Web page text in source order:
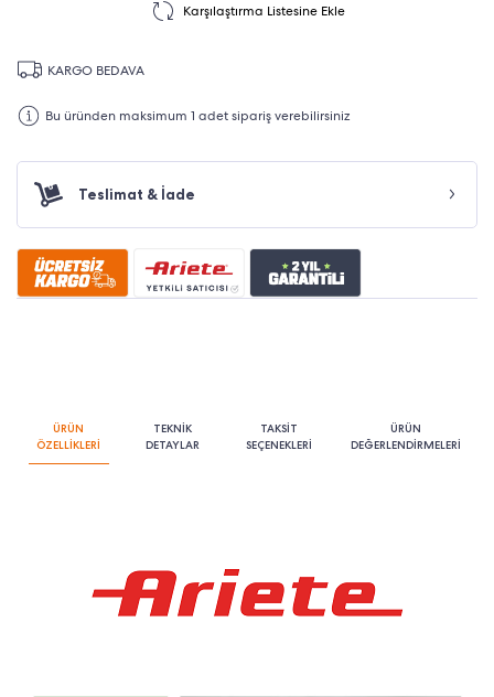
Karşılaştırma Listesine Ekle
KARGO BEDAVA
Bu üründen maksimum 1 adet sipariş verebilirsiniz
Teslimat & İade
ÜRÜN
ÖZELLİKLERİ
TEKNİK
DETAYLAR
TAKSİT
SEÇENEKLERİ
ÜRÜN
DEĞERLENDİRMELERİ